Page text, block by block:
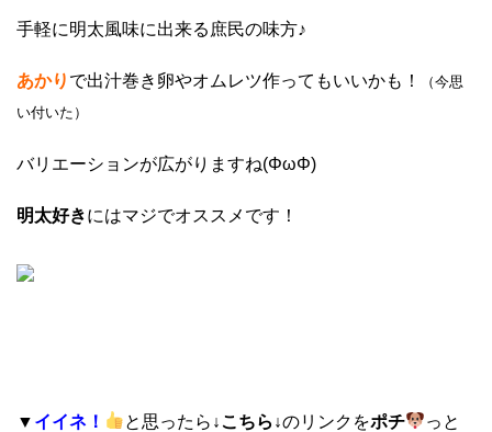
手軽に明太風味に出来る庶民の味方♪
あかり で出汁巻き卵やオムレツ作ってもいいかも！
（今思
い付いた）
バリエーションが広がりますね(ΦωΦ)
明太好きにはマジでオススメです！
▼ イイネ！ と思ったら ↓こちら↓のリンクをポチ
っと